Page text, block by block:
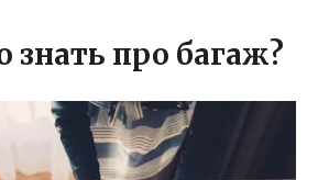
знать про багаж?